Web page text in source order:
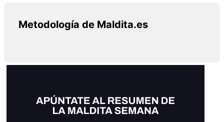
Metodología de Maldita.es